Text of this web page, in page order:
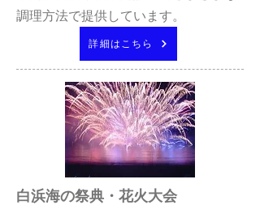
調理方法で提供しています。
詳細はこちら
白浜海の祭典・花火大会